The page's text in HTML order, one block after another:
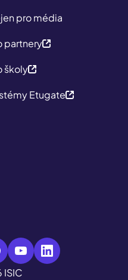
pro média
partnery
školy
Etugate